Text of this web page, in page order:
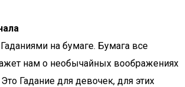
на бумаге. Бумага все
нам о необычайных воображениях
Гадание для девочек, для этих